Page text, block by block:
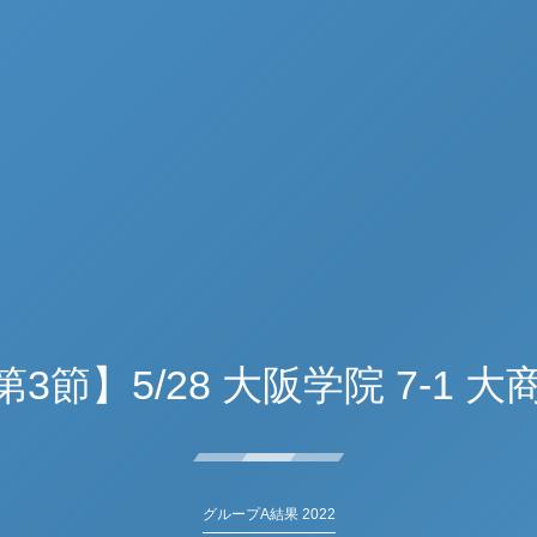
3節】5/28 大阪学院 7-1 大
グループA結果 2022